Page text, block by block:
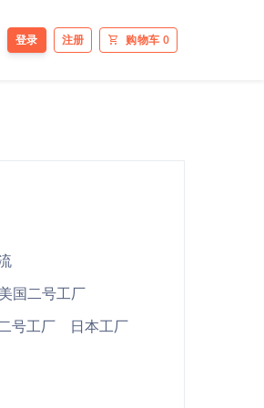
登录 注册 购物车 0
美国二号工厂
号工厂 日本工厂